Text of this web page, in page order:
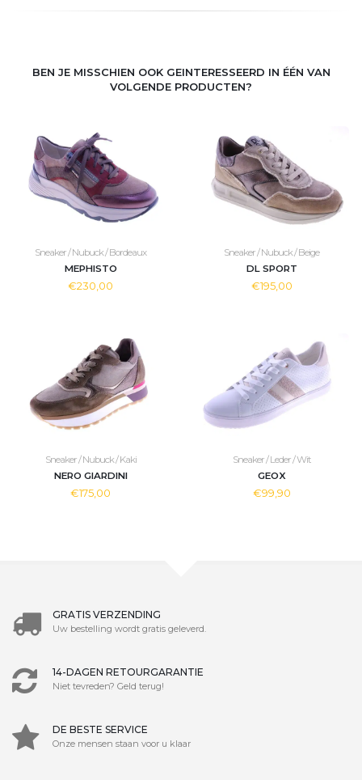
BEN JE MISSCHIEN OOK GEINTERESSEERD IN ÉÉN VAN
VOLGENDE PRODUCTEN?
Sneaker / Nubuck / Bordeaux
MEPHISTO
€230,00
Sneaker / Nubuck / Beige
DL SPORT
€195,00
Sneaker / Nubuck / Kaki
NERO GIARDINI
€175,00
Sneaker / Leder / Wit
GEOX
€99,90
GRATIS VERZENDING
Uw bestelling wordt gratis geleverd.
14-DAGEN RETOURGARANTIE
Niet tevreden? Geld terug!
DE BESTE SERVICE
Onze mensen staan voor u klaar